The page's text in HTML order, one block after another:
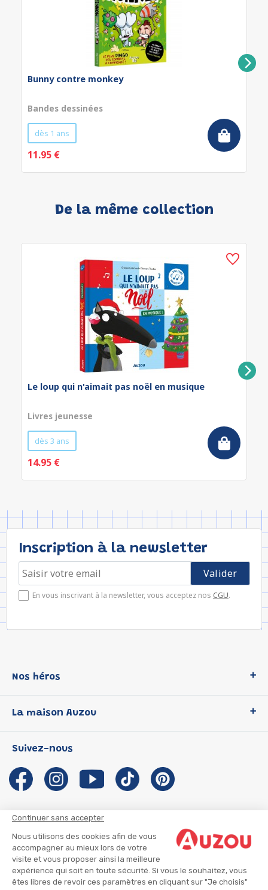
Continuer sans accepter
Nous utilisons des cookies afin de vous
accompagner au mieux lors de votre
visite et vous proposer ainsi la meilleure
expérience qui soit en toute sécurité. Si vous le souhaitez, vous
êtes libres de revoir ces paramètres en cliquant sur "Je choisis"
Bunny contre monkey
Bandes dessinées
dès 1 ans
11.95 €
De la même collection
Le loup qui n'aimait pas noël en musique
Livres jeunesse
dès 3 ans
14.95 €
Inscription à la newsletter
En vous inscrivant à la newsletter, vous acceptez nos CGU.
Nos héros
P'tit Loup
Les Influenceuses
Migali
Petite Taupe
La maison Auzou
Notre histoire
Auzou s'engage
Auteurs et illustrateurs Auzou
Suivre mon colis
Infos consommateur
Suivez-nous
CGU
CGV
Mentions légales